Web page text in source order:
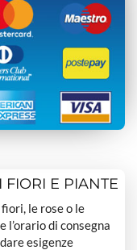
E PIANTE
le rose o le
l’orario di consegna
esigenze